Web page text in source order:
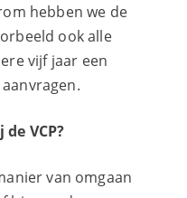
hebben we de
ook alle
vijf jaar een
VCP?
van omgaan